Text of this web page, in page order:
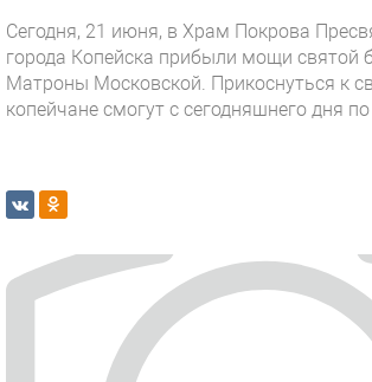
Сегодня, 21 июня, в Храм Покрова
города Копейска прибыли мощи святой
Матроны Московской. Прикоснуться к
копейчане смогут с сегодняшнего дня